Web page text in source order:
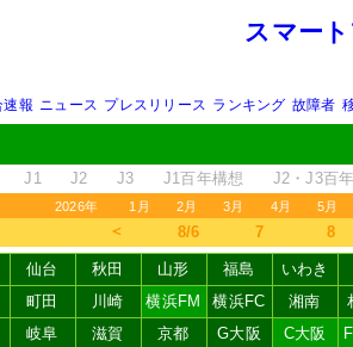
スマー
速報 ニュース プレスリリース ランキング 故障者
J1 J2 J3 J1百年構想 J2・J3百
2026年 1月 2月 3月 4月 5月
＜ 8/6 7 8
仙台 秋田 山形 福島
いわき
町田 川崎 横浜FM 横浜FC 湘南
岐阜 滋賀 京都 G大阪 C大阪